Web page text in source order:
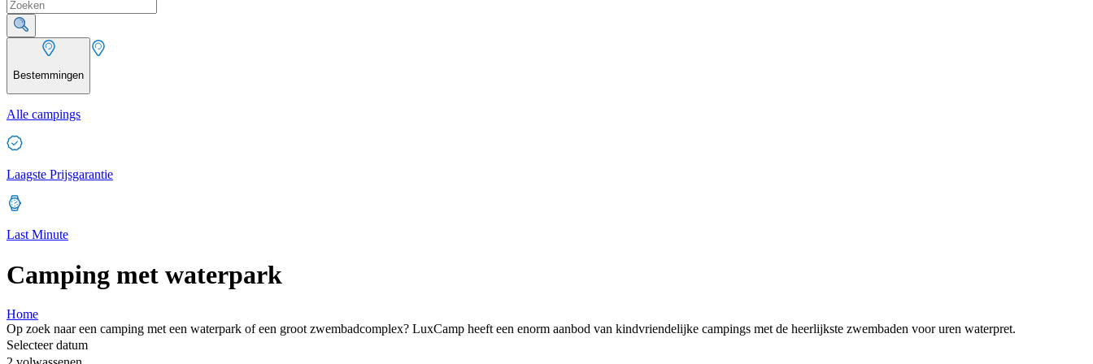
Bestemmingen
Alle campings
Laagste Prijsgarantie
Last Minute
Camping met waterpark
Home
Op zoek naar een camping met een waterpark of een groot zwembadcomplex? LuxCamp heeft een enorm aanbod van kindvriendelijke campings met de heerlijkste zwembaden voor uren waterpret.
Selecteer datum